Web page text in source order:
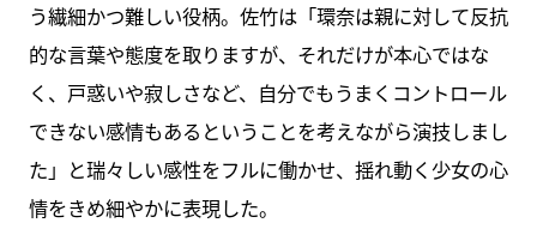
う繊細かつ難しい役柄。佐竹は「環奈は親に対して反抗
的な言葉や態度を取りますが、それだけが本心ではな
く、戸惑いや寂しさなど、自分でもうまくコントロール
できない感情もあるということを考えながら演技しまし
た」と瑞々しい感性をフルに働かせ、揺れ動く少女の心
情をきめ細やかに表現した。